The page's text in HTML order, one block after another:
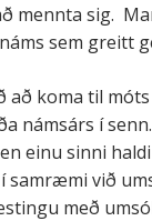
mennta sig.
sem greitt
koma til
námsárs í senn.
einu sinni
við
með